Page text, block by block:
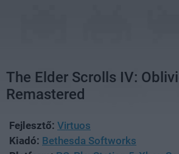
The Elder Scrolls IV:
Remastered
Fejlesztő: Virtuos
Kiadó: Bethesda Softworks